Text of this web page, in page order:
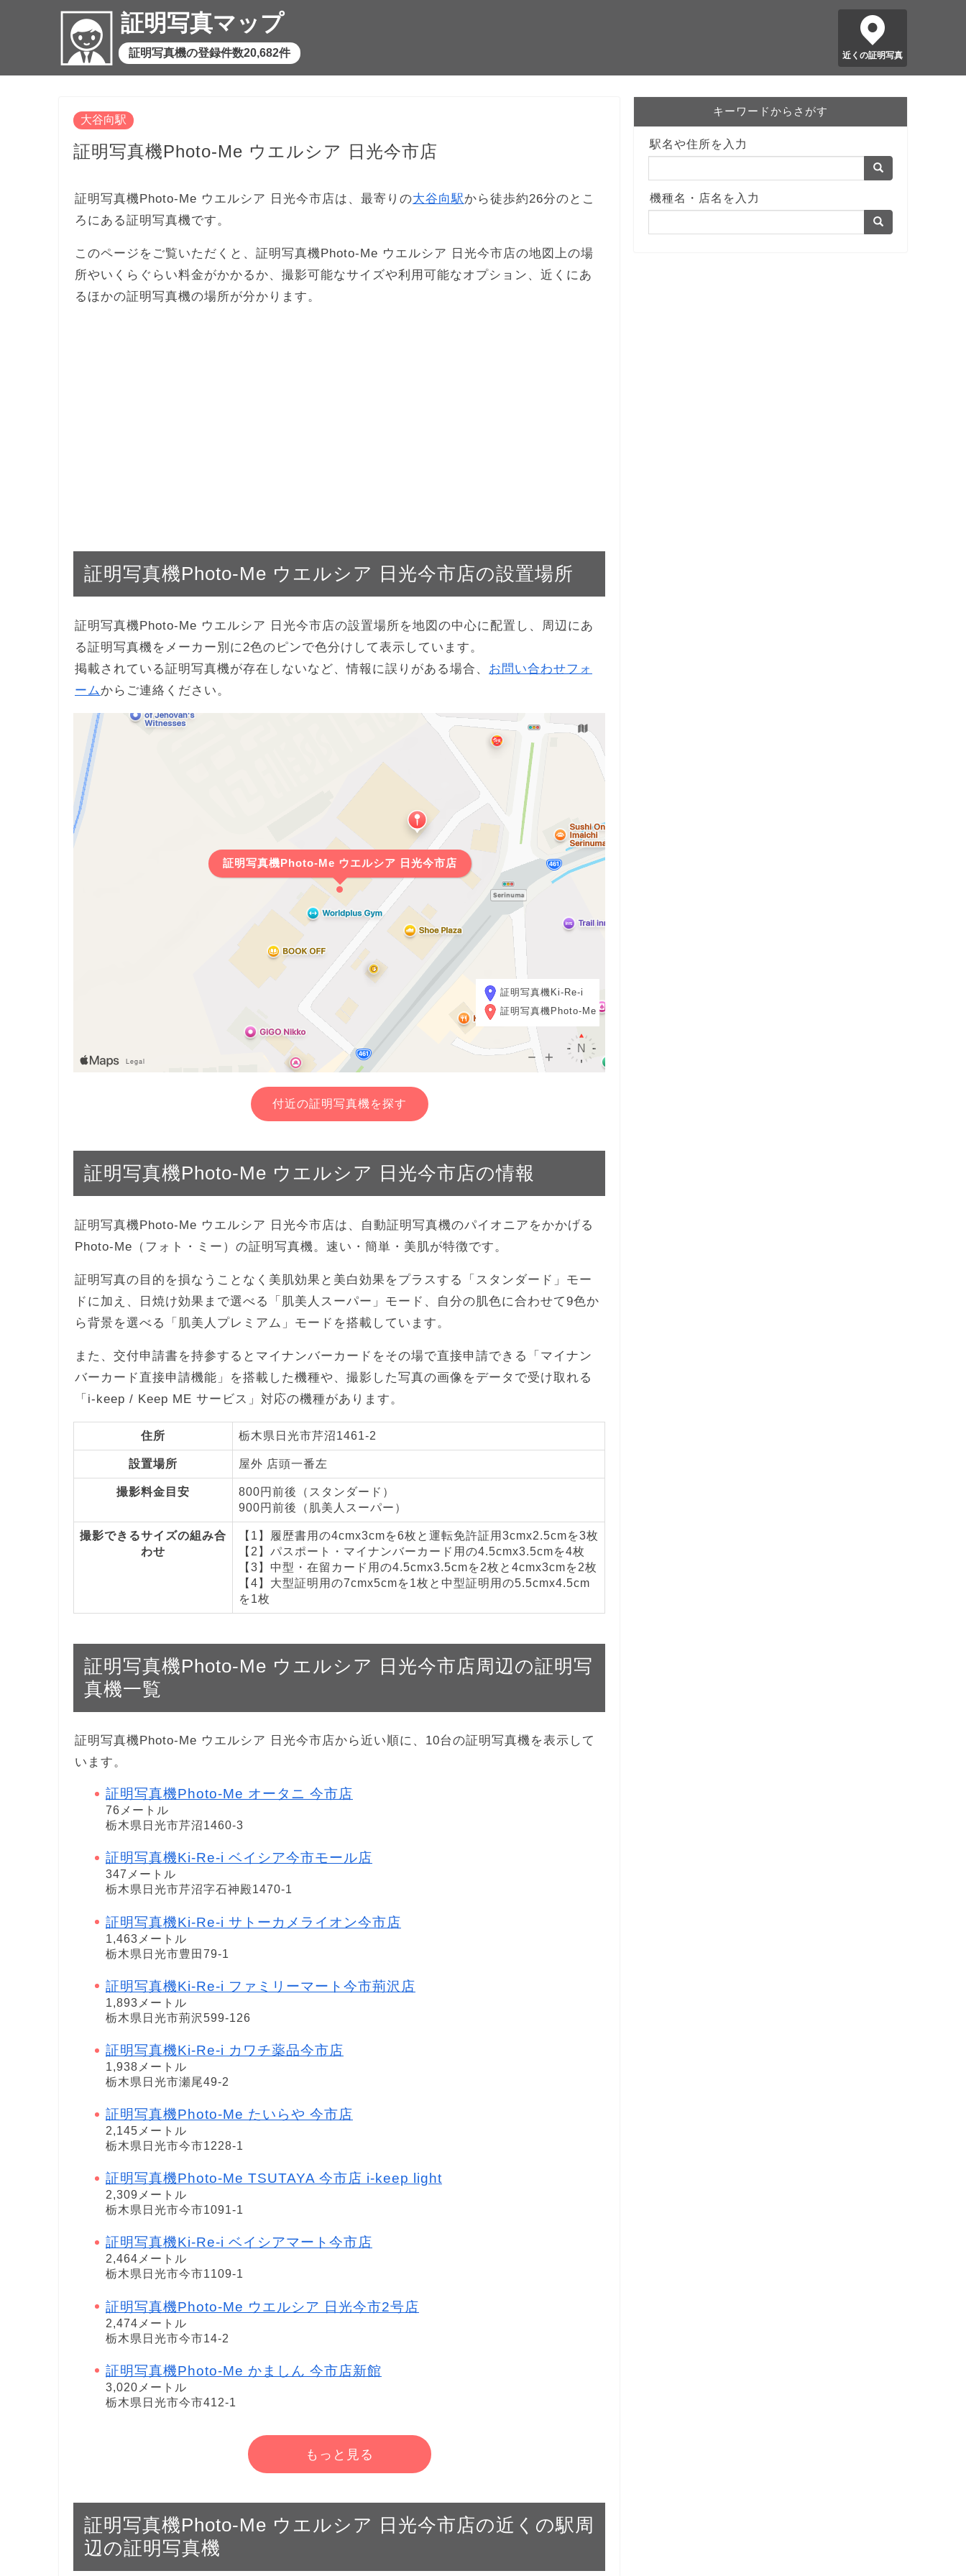
証明写真マップ
証明写真機の登録件数20,682件 近くの証明写真
大谷向駅
証明写真機Photo-Me ウエルシア 日光今市店
証明写真機Photo-Me ウエルシア 日光今市店は、最寄りの大谷向駅から徒歩約26分のとこ
ろにある証明写真機です。
このページをご覧いただくと、証明写真機Photo-Me ウエルシア 日光今市店の地図上の場
所やいくらぐらい料金がかかるか、撮影可能なサイズや利用可能なオプション、近くにあ
るほかの証明写真機の場所が分かります。
証明写真機Photo-Me ウエルシア 日光今市店の設置場所
証明写真機Photo-Me ウエルシア 日光今市店の設置場所を地図の中心に配置し、周辺にあ
る証明写真機をメーカー別に2色のピンで色分けして表示しています。
掲載されている証明写真機が存在しないなど、情報に誤りがある場合、 お問い合わせフォ
ーム からご連絡ください。
証明写真機Photo-Me ウエルシア 日光今市店
証明写真機Ki-Re-i
証明写真機Photo-Me
付近の証明写真機を探す
証明写真機Photo-Me ウエルシア 日光今市店の情報
証明写真機Photo-Me ウエルシア 日光今市店は、自動証明写真機のパイオニアをかかげる
Photo-Me（フォト・ミー）の証明写真機。速い・簡単・美肌が特徴です。
証明写真の目的を損なうことなく美肌効果と美白効果をプラスする「スタンダード」モー
ドに加え、日焼け効果まで選べる「肌美人スーパー」モード、自分の肌色に合わせて9色か
ら背景を選べる「肌美人プレミアム」モードを搭載しています。
また、交付申請書を持参するとマイナンバーカードをその場で直接申請できる「マイナン
バーカード直接申請機能」を搭載した機種や、撮影した写真の画像をデータで受け取れる
「i-keep / Keep ME サービス」対応の機種があります。
住所 栃木県日光市芹沼1461-2
設置場所 屋外 店頭一番左
撮影料金目安
800円前後（スタンダード）
900円前後（肌美人スーパー）
撮影できるサイズの組み合
わせ
【1】履歴書用の4cmx3cmを6枚と運転免許証用3cmx2.5cmを3枚
【2】パスポート・マイナンバーカード用の4.5cmx3.5cmを4枚
【3】中型・在留カード用の4.5cmx3.5cmを2枚と4cmx3cmを2枚
【4】大型証明用の7cmx5cmを1枚と中型証明用の5.5cmx4.5cm
を1枚
証明写真機Photo-Me ウエルシア 日光今市店周辺の証明写
真機一覧
証明写真機Photo-Me ウエルシア 日光今市店から近い順に、10台の証明写真機を表示して
います。
証明写真機Photo-Me オータニ 今市店
76メートル
栃木県日光市芹沼1460-3
証明写真機Ki-Re-i ベイシア今市モール店
347メートル
栃木県日光市芹沼字石神殿1470-1
証明写真機Ki-Re-i サトーカメライオン今市店
1,463メートル
栃木県日光市豊田79-1
証明写真機Ki-Re-i ファミリーマート今市荊沢店
1,893メートル
栃木県日光市荊沢599-126
証明写真機Ki-Re-i カワチ薬品今市店
1,938メートル
栃木県日光市瀬尾49-2
証明写真機Photo-Me たいらや 今市店
2,145メートル
栃木県日光市今市1228-1
証明写真機Photo-Me TSUTAYA 今市店 i-keep light
2,309メートル
栃木県日光市今市1091-1
証明写真機Ki-Re-i ベイシアマート今市店
2,464メートル
栃木県日光市今市1109-1
証明写真機Photo-Me ウエルシア 日光今市2号店
2,474メートル
栃木県日光市今市14-2
証明写真機Photo-Me かましん 今市店新館
3,020メートル
栃木県日光市今市412-1
もっと見る
証明写真機Photo-Me ウエルシア 日光今市店の近くの駅周
辺の証明写真機
キーワードからさがす
駅名や住所を入力
機種名・店名を入力